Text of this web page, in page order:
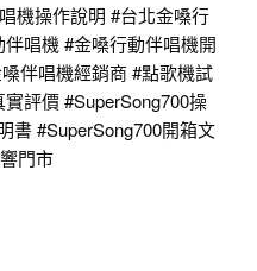
機操作說明 #台北金嗓行
伴唱機 #金嗓行動伴唱機開
伴唱機經銷商 #點歌機試
實評價#SuperSong700操
書#SuperSong700開箱文
門市